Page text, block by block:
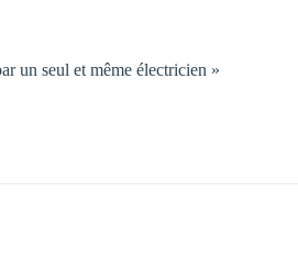
un seul et même électricien »